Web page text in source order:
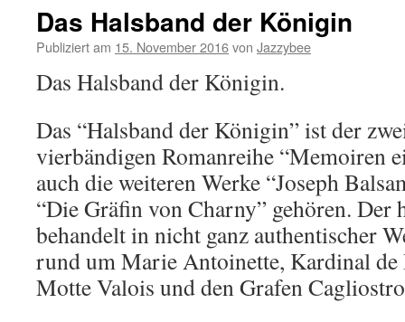
Das Halsband der Königin
Publiziert am 15. November 2016von Jazzybee
Das Halsband der Königin.
Das “Halsband der Königin” ist der
vierbändigen Romanreihe “Memoiren
auch die weiteren Werke “Joseph
“Die Gräfin von Charny” gehören. Der
behandelt in nicht ganz authentischer
rund um Marie Antoinette, Kardinal de
Motte Valois und den Grafen